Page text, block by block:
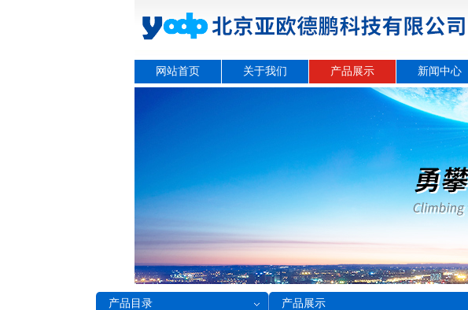
网站首页 关于我们 产品展示 新闻中心
产品目录 产品展示